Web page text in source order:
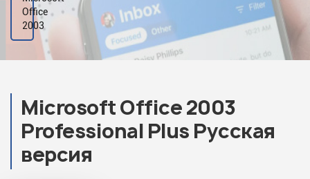
Office
2003
Microsoft Office 2003
Professional Plus Русская
версия